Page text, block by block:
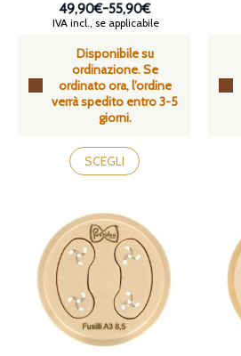
Disponibile su
ordinazione. Se
ordinato ora, l’ordine
verrà spedito entro 3-5
giorni.
49,90€-55,90€
Fascia
prezzo:
da
49,90€
a
55,90€
IVA incl., se applicabile
SCEGLI
Questo
prodotto
ha
varianti.
Le
opzioni
possono
essere
scelte
nella
pagina
del